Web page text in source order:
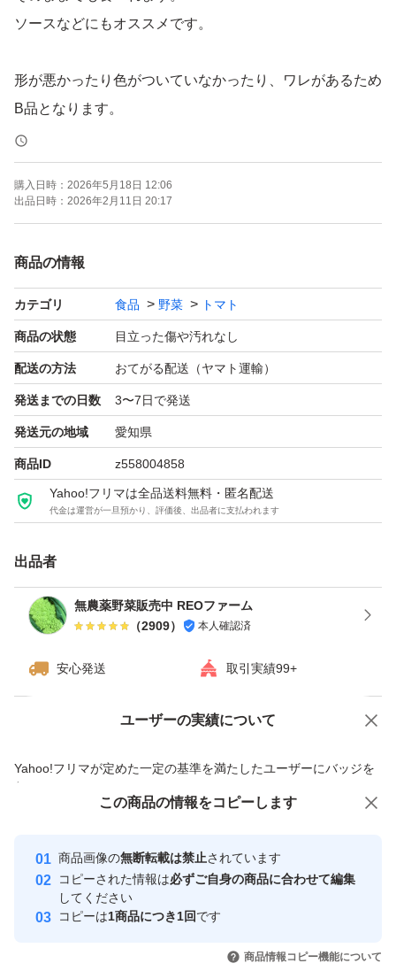
ソースなどにもオススメです。
形が悪かったり色がついていなかったり、ワレがあるため
B品となります。
若干柔らかいものもあります。
※画像はイメージです。
発送は即日できる場合もありますが、最大3日ほどいただ
く場合もあります。
気になる方は購入前にご確認お願い致します。
購入日時： 2026年5月18日 12:06
出品日時： 2026年2月11日 20:17
商品の情報
カテゴリ 食品 野菜 トマト
商品の状態 目立った傷や汚れなし
配送の方法 おてがる配送（ヤマト運輸）
発送までの日数 3〜7日で発送
発送元の地域 愛知県
商品ID z558004858
Yahoo!フリマは全品送料無料・匿名配送
代金は運営が一旦預かり、評価後、出品者に支払われます
出品者
無農薬野菜販売中 REOファーム
（2909） 本人確認済
安心発送 取引実績99+
ユーザーの実績について
Yahoo!フリマが定めた一定の基準を満たしたユーザーにバッジを
付与しています
安心取引出品者
心・安全なユーザーです
取引実績
引を完了させた実績があります
価格の相談 商品への質問
この商品の情報をコピーします
商品画像の無断転載は禁止されています
コピーされた情報は必ずご自身の商品に合わせて編集
してください
コピーは1商品につき1回です
商品情報コピー機能について
この商品をみている人にオススメ